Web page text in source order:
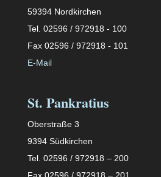
59394 Nordkirchen
Tel. 02596 / 972918 - 100
Fax 02596 / 972918 - 101
E-Mail
St. Pankratius
Oberstraße 3
9394 Südkirchen
Tel. 02596 / 972918 – 200